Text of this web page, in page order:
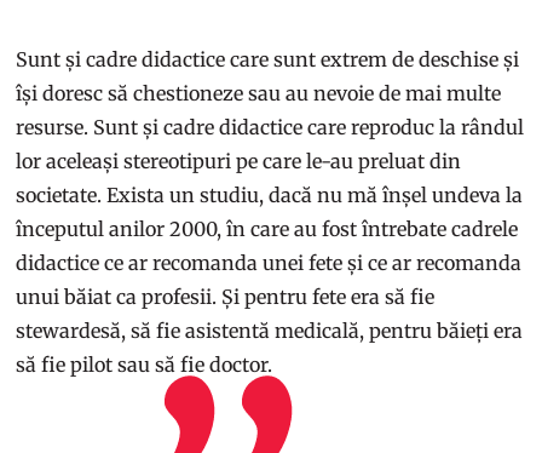
Sunt și cadre didactice care sunt extrem de deschise și
își doresc să chestioneze sau au nevoie de mai multe
resurse. Sunt și cadre didactice care reproduc la rândul
lor aceleași stereotipuri pe care le-au preluat din
societate. Exista un studiu, dacă nu mă înșel undeva la
începutul anilor 2000, în care au fost întrebate cadrele
didactice ce ar recomanda unei fete și ce ar recomanda
unui băiat ca profesii. Și pentru fete era să fie
stewardesă, să fie asistentă medicală, pentru băieți era
să fie pilot sau să fie doctor.